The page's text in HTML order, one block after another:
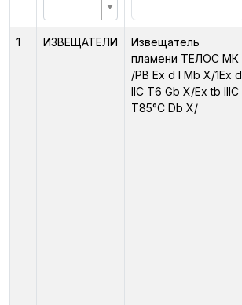
1 ИЗВЕЩАТЕЛИ
Извещатель
пламени ТЕЛОС МК
/PB Ex d I Mb X/1Ex d
IIC T6 Gb X/Ex tb IIIC
T85°C Db X/